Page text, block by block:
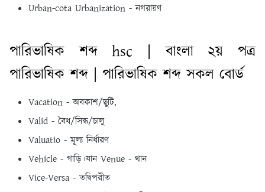
Urban-cota Urbanization - নগরায়ণ
পারিভাষিক শব্দ hsc | বাংলা ২য় পত্র
পারিভাষিক শব্দ | পারিভাষিক শব্দ সকল বোর্ড
Vacation - অবকাশ/ছুটি,
Valid - বৈধ/সিদ্ধ/চালু
Valuatio - মূল্য নির্ধারণ
Vehicle - গাড়ি।যান Venue - থান
Vice-Versa - তদ্বিপরীত